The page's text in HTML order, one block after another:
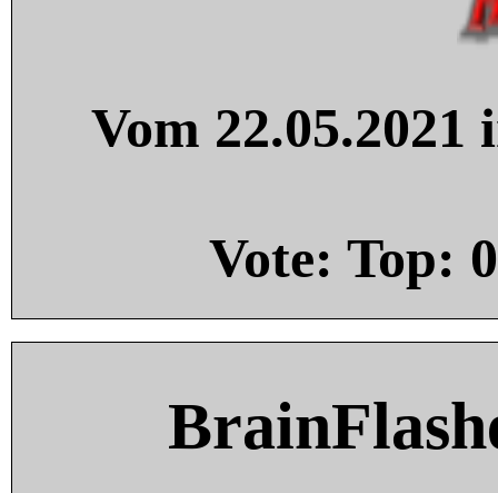
Vom
Vote: Top: 0